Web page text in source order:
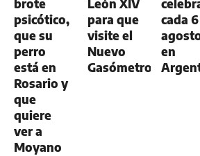
brote
psicótico,
que su
perro
está en
Rosario y
que
quiere
ver a
Moyano
León XIV
para que
visite el
Nuevo
Gasómetro
cada
en